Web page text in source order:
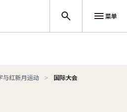
菜单
与红新月运动 国际大会